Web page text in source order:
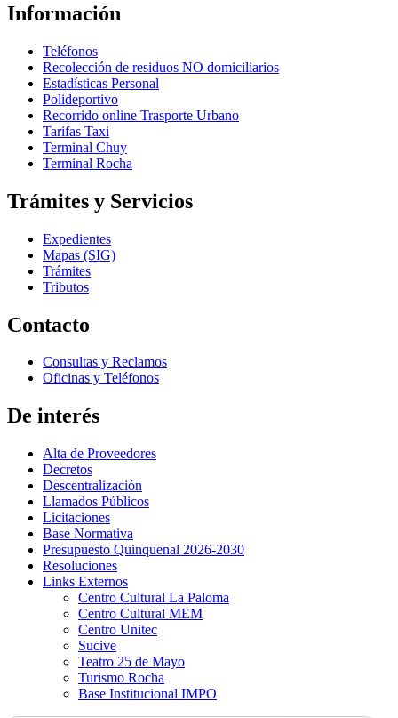
Información
Teléfonos
Recolección de residuos NO domiciliarios
Estadísticas Personal
Polideportivo
Recorrido online Trasporte Urbano
Tarifas Taxi
Terminal Chuy
Terminal Rocha
Trámites y Servicios
Expedientes
Mapas (SIG)
Trámites
Tributos
Contacto
Consultas y Reclamos
Oficinas y Teléfonos
De interés
Alta de Proveedores
Decretos
Descentralización
Llamados Públicos
Licitaciones
Base Normativa
Presupuesto Quinquenal 2026-2030
Resoluciones
Links Externos
Centro Cultural La Paloma
Centro Cultural MEM
Centro Unitec
Sucive
Teatro 25 de Mayo
Turismo Rocha
Base Institucional IMPO